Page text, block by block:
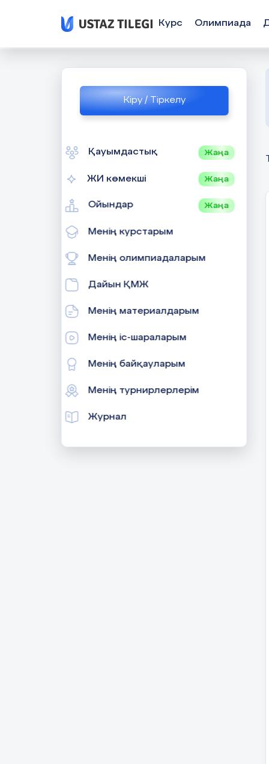
Кіру / Тіркелу
Қауымдастық Жаңа
ЖИ көмекші Жаңа
Ойындар Жаңа
Менің курстарым
Менің олимпиадаларым
Дайын ҚМЖ
Менің материалдарым
Менің іс-шараларым
Менің байқауларым
Менің турнирлерлерім
Журнал
Курс Олимпиада